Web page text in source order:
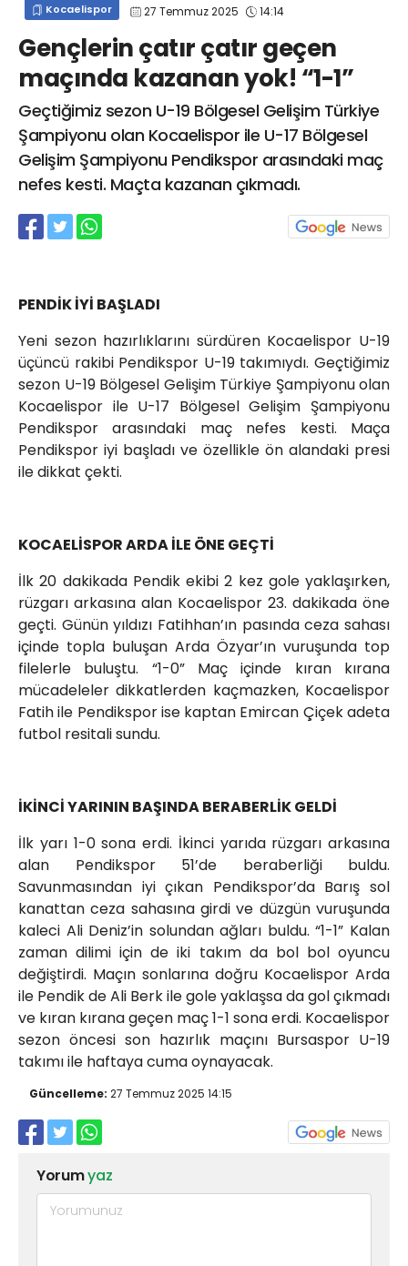
Kocaelispor 27 Temmuz 2025 14:14
Gençlerin çatır çatır geçen
maçında kazanan yok! “1-1”
Geçtiğimiz sezon U-19 Bölgesel Gelişim Türkiye
Şampiyonu olan Kocaelispor ile U-17 Bölgesel
Gelişim Şampiyonu Pendikspor arasındaki maç
nefes kesti. Maçta kazanan çıkmadı.
PENDİK İYİ BAŞLADI
Yeni sezon hazırlıklarını sürdüren Kocaelispor U-19
üçüncü rakibi Pendikspor U-19 takımıydı. Geçtiğimiz
sezon U-19 Bölgesel Gelişim Türkiye Şampiyonu olan
Kocaelispor ile U-17 Bölgesel Gelişim Şampiyonu
Pendikspor arasındaki maç nefes kesti. Maça
Pendikspor iyi başladı ve özellikle ön alandaki presi
ile dikkat çekti.
KOCAELİSPOR ARDA İLE ÖNE GEÇTİ
İlk 20 dakikada Pendik ekibi 2 kez gole yaklaşırken,
rüzgarı arkasına alan Kocaelispor 23. dakikada öne
geçti. Günün yıldızı Fatihhan’ın pasında ceza sahası
içinde topla buluşan Arda Özyar’ın vuruşunda top
filelerle buluştu. “1-0” Maç içinde kıran kırana
mücadeleler dikkatlerden kaçmazken, Kocaelispor
Fatih ile Pendikspor ise kaptan Emircan Çiçek adeta
futbol resitali sundu.
İKİNCİ YARININ BAŞINDA BERABERLİK GELDİ
İlk yarı 1-0 sona erdi. İkinci yarıda rüzgarı arkasına
alan Pendikspor 51’de beraberliği buldu.
Savunmasından iyi çıkan Pendikspor’da Barış sol
kanattan ceza sahasına girdi ve düzgün vuruşunda
kaleci Ali Deniz’in solundan ağları buldu. “1-1” Kalan
zaman dilimi için de iki takım da bol bol oyuncu
değiştirdi. Maçın sonlarına doğru Kocaelispor Arda
ile Pendik de Ali Berk ile gole yaklaşsa da gol çıkmadı
ve kıran kırana geçen maç 1-1 sona erdi. Kocaelispor
sezon öncesi son hazırlık maçını Bursaspor U-19
takımı ile haftaya cuma oynayacak.
Güncelleme: 27 Temmuz 2025 14:15
Yorumyaz
info@spor41.com